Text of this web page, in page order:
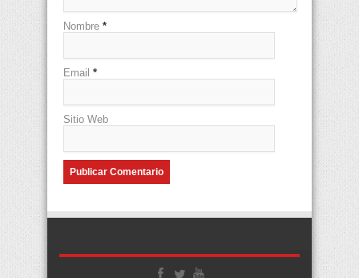
Nombre *
Email *
Sitio Web